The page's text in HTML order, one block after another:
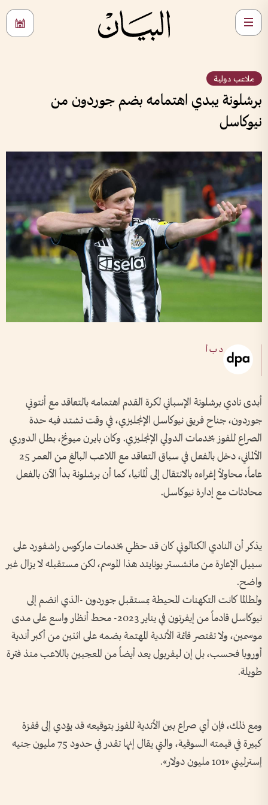
ملاعب دولية
برشلونة يبدي اهتمامه بضم جوردون من
نيوكاسل
د ب أ
أبدى نادي برشلونة الإسباني لكرة القدم اهتمامه بالتعاقد مع أنتوني
جوردون، جناح فريق نيوكاسل الإنجليزي، في وقت تشتد فيه حدة
الصراع للفوز بخدمات الدولي الإنجليزي. وكان بايرن ميونخ، بطل الدوري
الألماني، دخل بالفعل في سباق التعاقد مع اللاعب البالغ من العمر 25
عاماً، محاولاً إغراءه بالانتقال إلى ألمانيا، كما أن برشلونة بدأ الآن بالفعل
محادثات مع إدارة نيوكاسل.
يذكر أن النادي الكتالوني كان قد حظي بخدمات ماركوس راشفورد على
سبيل الإعارة من مانشستر يونايتد هذا الموسم، لكن مستقبله لا يزال غير
واضح.
ولطالما كانت التكهنات المحيطة بمستقبل جوردون -الذي انضم إلى
نيوكاسل قادماً من إيفرتون في يناير 2023- محط أنظار واسع على مدى
موسمين، ولا تقتصر قائمة الأندية المهتمة بضمه على اثنين من أكبر أندية
أوروبا فحسب، بل إن ليفربول يعد أيضاً من المعجبين باللاعب منذ فترة
طويلة.
ومع ذلك، فإن أي صراع بين الأندية للفوز بتوقيعه قد يؤدي إلى قفزة
كبيرة في قيمته السوقية، والتي يقال إنها تقدر في حدود 75 مليون جنيه
إسترليني «101 مليون دولار».